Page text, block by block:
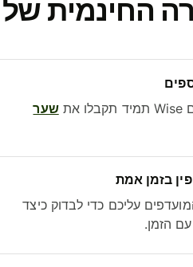
החינמית של
שער
בזמן אמת
עליכם כדי לבדוק כיצד
הזמן.